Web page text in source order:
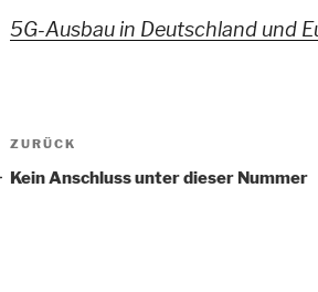
5G-Ausbau in Deutschland und
Beitragsnavigation
Vorheriger
Beitrag
ZURÜCK
Kein Anschluss unter dieser Nummer